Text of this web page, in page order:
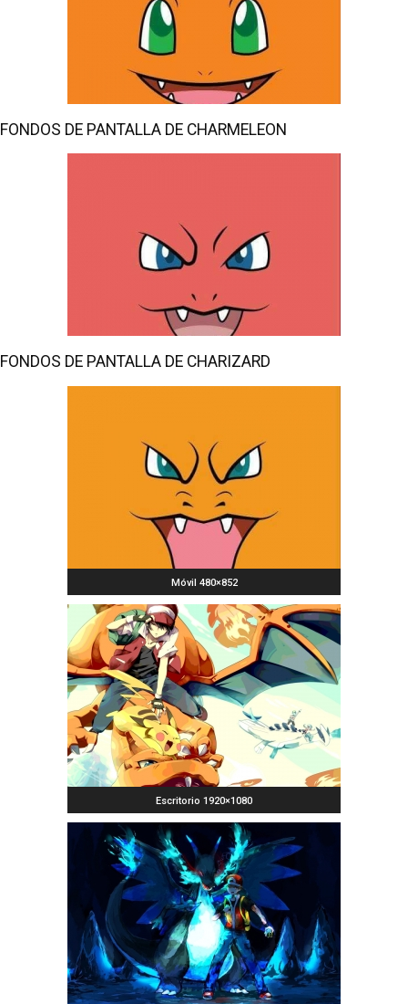
FONDOS DE PANTALLA DE CHARMELEON
FONDOS DE PANTALLA DE CHARIZARD
Móvil 480×852
Escritorio 1920×1080